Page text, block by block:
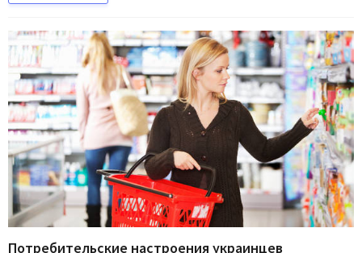
Потребительские настроения украинцев